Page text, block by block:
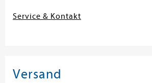
Service & Kontakt
Versand